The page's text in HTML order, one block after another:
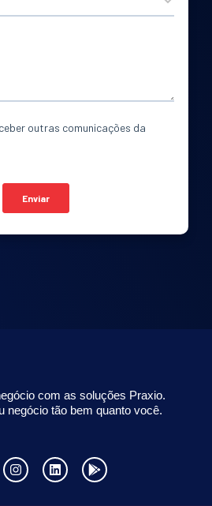
com as soluções Praxio.
negócio tão bem quanto você.